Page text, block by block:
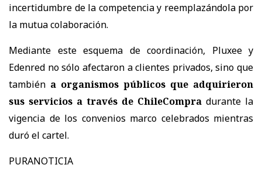
incertidumbre de la competencia y reemplazándola por
la mutua colaboración.
Mediante este esquema de coordinación, Pluxee y
Edenred no sólo afectaron a clientes privados, sino que
también a organismos públicos que adquirieron
sus servicios a través de ChileCompra durante la
vigencia de los convenios marco celebrados mientras
duró el cartel.
PURANOTICIA